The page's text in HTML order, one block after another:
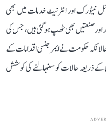
نیٹورک اور انٹرنیٹ خدمات میں بھی
اور صنعتیں بھی ٹھپ ہو گئی ہیں، جس کی
حکومت نے ایمرجنسی اقدامات کے
کے ذریعہ حالات کو سنبھالنے کی کوشش